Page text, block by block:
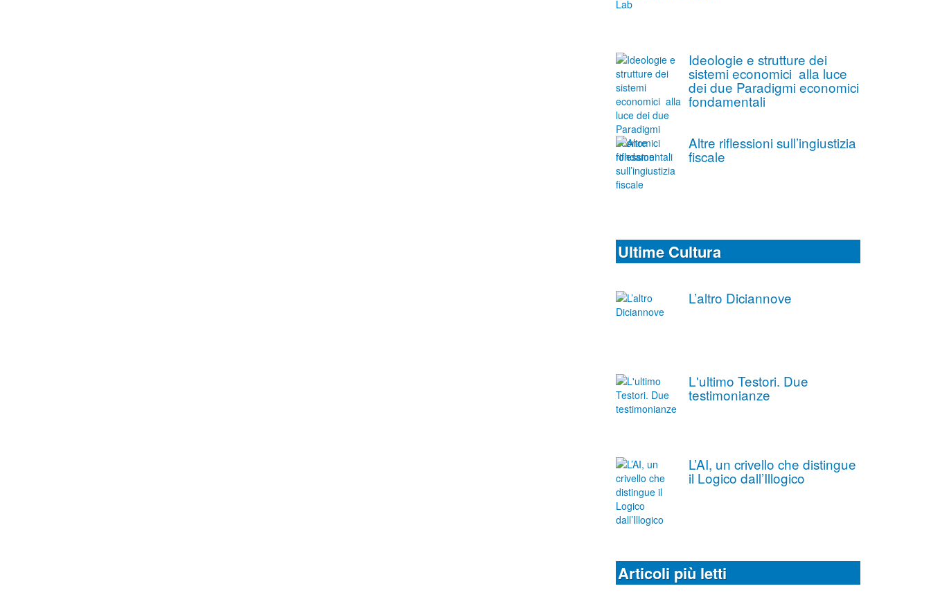
Ideologie e strutture dei
sistemi economici alla luce
dei due Paradigmi economici
fondamentali
Altre riflessioni sull’ingiustizia
fiscale
Ultime Cultura
L’altro Diciannove
L'ultimo Testori. Due
testimonianze
L’AI, un crivello che distingue
il Logico dall’Illogico
Articoli più letti